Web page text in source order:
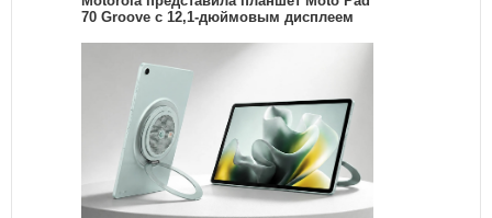
70 Groove с 12,1-дюймовым дисплеем